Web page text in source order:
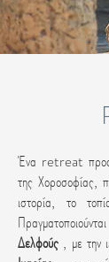
Ένα retreat
της Χοροσοφίας,
ιστορία, το
Δελφούς , με την